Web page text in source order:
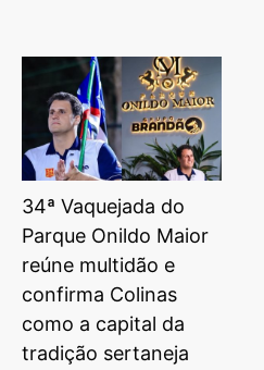
34ª Vaquejada do
Parque Onildo Maior
reúne multidão e
confirma Colinas
como a capital da
tradição sertaneja